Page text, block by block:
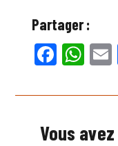
Partager :
Vous